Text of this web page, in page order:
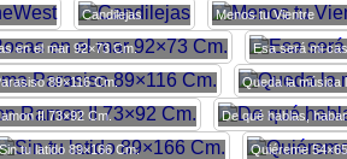
Candilejas Menos tu Vientre
en el mar 92×73 Cm. Esa será mi
89×116 Cm. Queda la música
II 73×92 Cm. De qué hablas,
Sin tu latido 89×166 Cm. Quiéreme